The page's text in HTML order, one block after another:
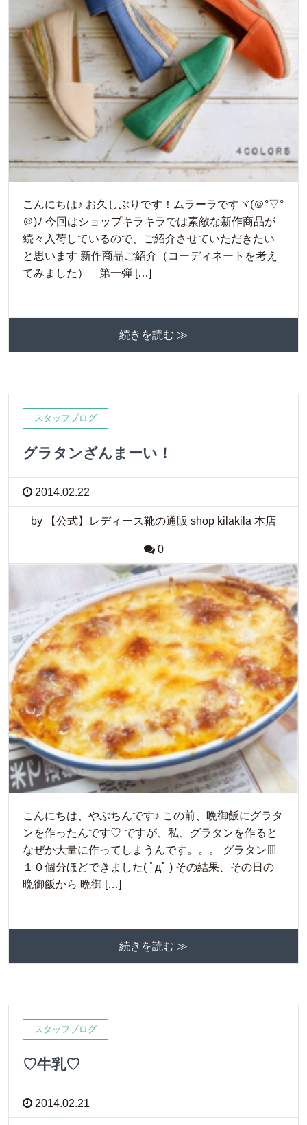
こんにちは♪ お久しぶりです！ムラーラですヾ(＠°▽°
＠)ﾉ 今回はショップキラキラでは素敵な新作商品が
続々入荷しているので、ご紹介させていただきたい
と思います 新作商品ご紹介（コーディネートを考え
てみました） 第一弾 […]
続きを読む ≫
スタッフブログ
グラタンざんまーい！
2014.02.22
by 【公式】レディース靴の通販 shop kilakila 本店
0
こんにちは、やぶちんです♪ この前、晩御飯にグラタ
ンを作ったんです♡ ですが、私、グラタンを作ると
なぜか大量に作ってしまうんです。。。 グラタン皿
１０個分ほどできました( ﾟдﾟ ) その結果、その日の
晩御飯から 晩御 […]
続きを読む ≫
スタッフブログ
♡牛乳♡
2014.02.21